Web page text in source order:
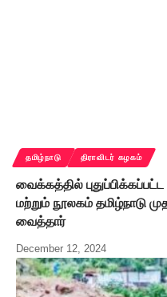
தமிழ்நாடு திராவிடர் கழகம்
வைக்கத்தில்
மற்றும் நூலகம் தமிழ்நாடு
வைத்தார்
December 12, 2024